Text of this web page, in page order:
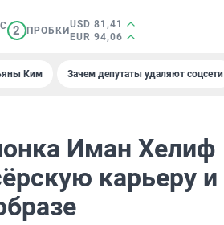
2 ПРОБКИ
USD 81,41
EUR 94,06
Ким Зачем депутаты удаляют соцсети
Иман Хелиф
карьеру и